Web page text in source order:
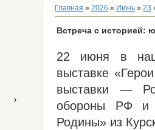
Главная » 2026 » Июнь » 23
Встреча с историей:
22 июня в
выставке
выставки —
обороны РФ и
Родины» из